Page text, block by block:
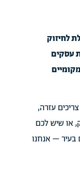
לחיזוק
עסקים
עזרה,
או שיש לכם
– אנחנו